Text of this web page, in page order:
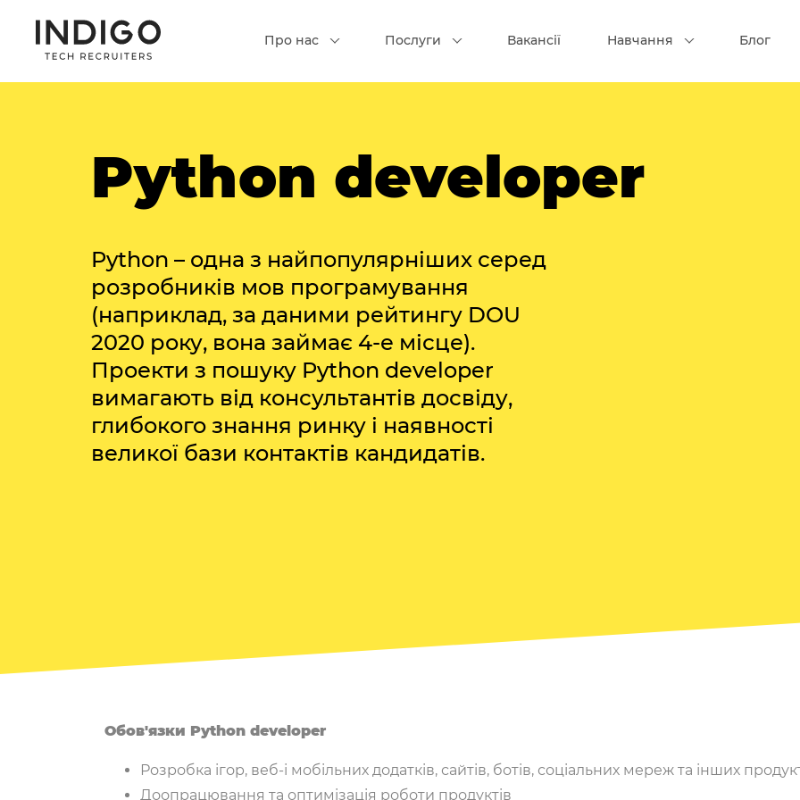
Про нас Послуги Вакансії Навчання Блог
Python developer
Python – одна з найпопулярніших серед
розробників мов програмування
(наприклад, за даними рейтингу DOU
2020 року, вона займає 4-е місце).
Проекти з пошуку Python developer
вимагають від консультантів досвіду,
глибокого знання ринку і наявності
великої бази контактів кандидатів.
Обов'язки Python developer
Розробка ігор, веб-і мобільних додатків, сайтів, ботів, соціальних мереж та інших
Доопрацювання та оптимізація роботи продуктів